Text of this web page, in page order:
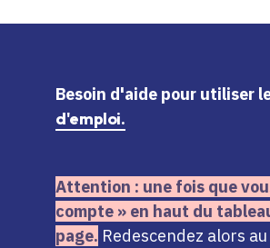
Besoin d'aide pour utiliser
d'emploi.
Attention : une fois que
compte » en haut du
page. Redescendez alors